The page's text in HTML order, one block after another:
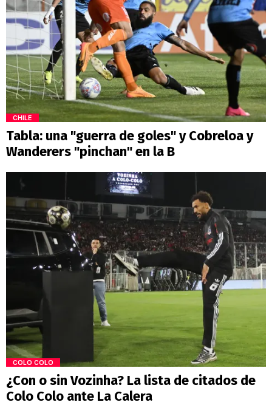
CHILE
Tabla: una "guerra de goles" y Cobreloa y
Wanderers "pinchan" en la B
COLO COLO
¿Con o sin Vozinha? La lista de citados de
Colo Colo ante La Calera